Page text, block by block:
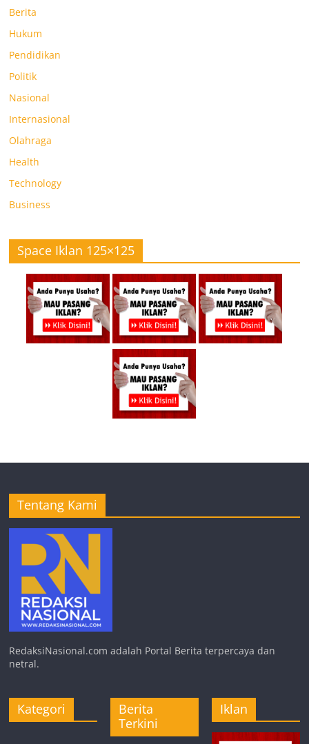
Berita
Hukum
Pendidikan
Politik
Nasional
Internasional
Olahraga
Health
Technology
Business
Space Iklan 125×125
Tentang Kami
RedaksiNasional.com adalah Portal Berita terpercaya dan
netral.
Kategori
Berita
Terkini
Iklan